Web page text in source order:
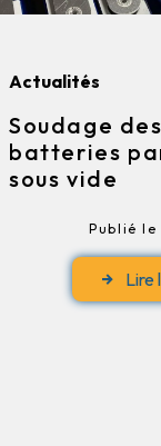
Actualités
Soudage des
batteries
sous vide
Publié
Lire